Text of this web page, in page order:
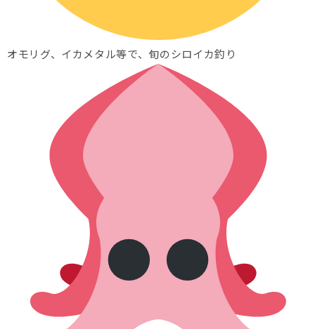
オモリグ、イカメタル等で、旬のシロイカ釣り